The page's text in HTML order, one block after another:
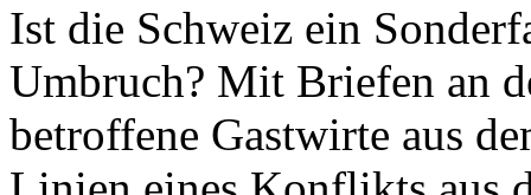
Ist die Schweiz ein
Umbruch? Mit Briefen an
betroffene Gastwirte aus